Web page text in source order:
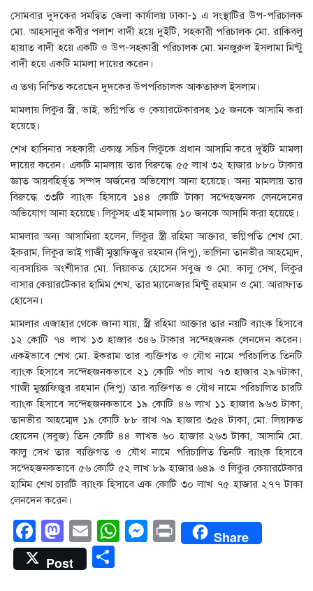
সোমবার দুদকের সমন্বিত জেলা কার্যালয় ঢাকা-১ এ সংস্থাটির উপ-পরিচালক
মো. আহসানুর কবীর পলাশ বাদী হয়ে দুইটি, সহকারী পরিচালক মো. রাকিবলু
হায়াত বাদী হয়ে একটি ও উপ-সহকারী পরিচালক মো. মনজুরুল ইসলামা মিন্টু
বাদী হয়ে একটি মামলা দায়ের করেন।
এ তথ্য নিশ্চিত করেছেন দুদকের উপপরিচালক আকতারুল ইসলাম।
মামলায় লিকুর স্ত্রী, ভাই, ভগ্নিপতি ও কেয়ারটেকারসহ ১৫ জনকে আসামি করা
হয়েছে।
শেখ হাসিনার সহকারী একান্ত সচিব লিকুকে প্রধান আসামি করে দুইটি মামলা
দায়ের করেন। একটি মামলায় তার বিরুদ্ধে ৫৫ লাখ ৩২ হাজার ৮৮০ টাকার
জ্ঞাত আয়বহির্ভূত সম্পদ অর্জনের অভিযোগ আনা হয়েছে। অন্য মামলায় তার
বিরুদ্ধে ৩৩টি ব্যাংক হিসাবে ১৪৪ কোটি টাকা সন্দেহজনক লেনদেনের
অভিযোগ আনা হয়েছে। লিকুসহ এই মামলায় ১০ জনকে আসামি করা হয়েছে।
মামলার অন্য আসামিরা হলেন, লিকুর স্ত্রী রহিমা আক্তার, ভগ্নিপতি শেখ মো.
ইকরাম, লিকুর ভাই গাজী মুস্তাফিজুর রহমান (দিপু), ভাগিনা তানভীর আহম্মেদ,
ব্যবসায়িক অংশীদার মো. লিয়াকত হোসেন সবুজ ও মো. কালু সেখ, লিকুর
বাসার কেয়ারটেকার হামিম শেখ, তার ম্যানেজার মিন্টু রহমান ও মো. আরাফাত
হোসেন।
মামলার এজাহার থেকে জানা যায়, স্ত্রী রহিমা আক্তার তার নয়টি ব্যাংক হিসাবে
১২ কোটি ৭৪ লাখ ১৩ হাজার ৩৪৬ টাকার সন্দেহজনক লেনদেন করেন।
একইভাবে শেখ মো. ইকরাম তার ব্যক্তিগত ও যৌথ নামে পরিচালিত তিনটি
ব্যাংক হিসাবে সন্দেহজনকভাবে ২১ কোটি পাঁচ লাখ ৭৩ হাজার ২৯৭টাকা,
গাজী মুস্তাফিজুর রহমান (দিপু) তার ব্যক্তিগত ও যৌথ নামে পরিচালিত চারটি
ব্যাংক হিসাবে সন্দেহজনকভাবে ১৯ কোটি ৪৬ লাখ ১১ হাজার ৯৬৩ টাকা,
তানভীর আহম্মেদ ১৯ কোটি ৮৮ রাখ ৭৯ হাজার ৩৫৪ টাকা, মো. লিয়াকত
হোসেন (সবুজ) তিন কোটি ৪৪ লাখভ ৬০ হাজার ২৬৩ টাকা, আসামি মো.
কালু সেখ তার ব্যক্তিগত ও যৌথ নামে পরিচালিত তিনটি ব্যাংক হিসাবে
সন্দেহজনকভাবে ৫৬ কোটি ৫২ লাখ ৮৯ হাজার ৬৪৯ ও লিকুর কেয়ারটেকার
হামিম শেখ চারটি ব্যাংক হিসাবে এক কোটি ৩০ লাখ ৭৫ হাজার ২৭৭ টাকা
লেনদেন করেন।
Facebook
Mastodon
EmailWhatsApp
Messenger
PrintShare
Post